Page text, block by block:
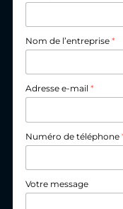
Nom de l’entreprise *
Adresse e-mail *
Numéro de téléphone
Votre message